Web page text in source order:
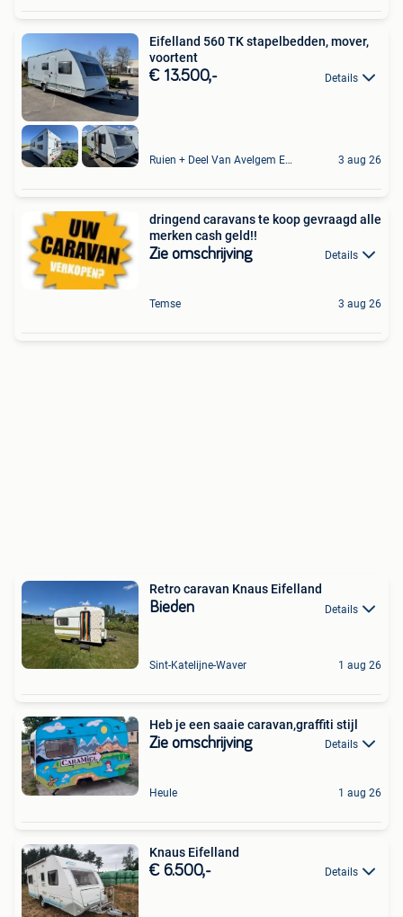
Eifelland 560 TK stapelbedden, mover,
voortent
€ 13.500,- Details
Ruien + Deel Van Avelgem En Waarmaarde 3 aug 26
dringend caravans te koop gevraagd alle
merken cash geld!!
Zie omschrijving Details
Temse 3 aug 26
Retro caravan Knaus Eifelland
Bieden Details
Sint-Katelijne-Waver 1 aug 26
Heb je een saaie caravan,graffiti stijl
Zie omschrijving Details
Heule 1 aug 26
Knaus Eifelland
€ 6.500,- Details